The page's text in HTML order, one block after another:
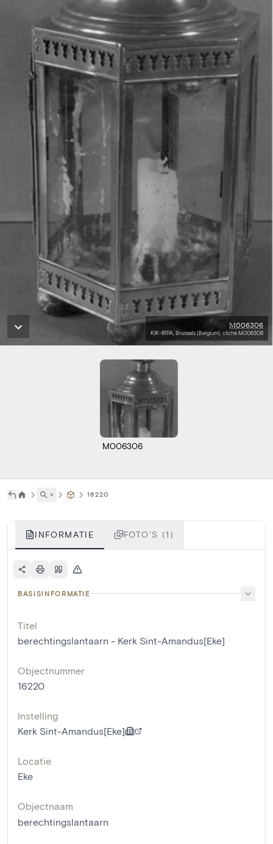
M006306
KIK-IRPA, Brussels (Belgium), cliché M006306
M006306
˅ 16220
INFORMATIE FOTO'S (1)
BASISINFORMATIE
Titel
berechtingslantaarn - Kerk Sint-Amandus[Eke]
Objectnummer
16220
Instelling
Kerk Sint-Amandus[Eke]
Locatie
Eke
Objectnaam
berechtingslantaarn